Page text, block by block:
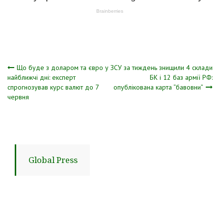
Навігація
записів
Що буде з доларом та євро у
найближчі дні: експерт
спрогнозував курс валют до 7
червня
ЗСУ за тиждень знищили 4 склади
БК і 12 баз армії РФ:
опублікована карта “бавовни”
Global Press